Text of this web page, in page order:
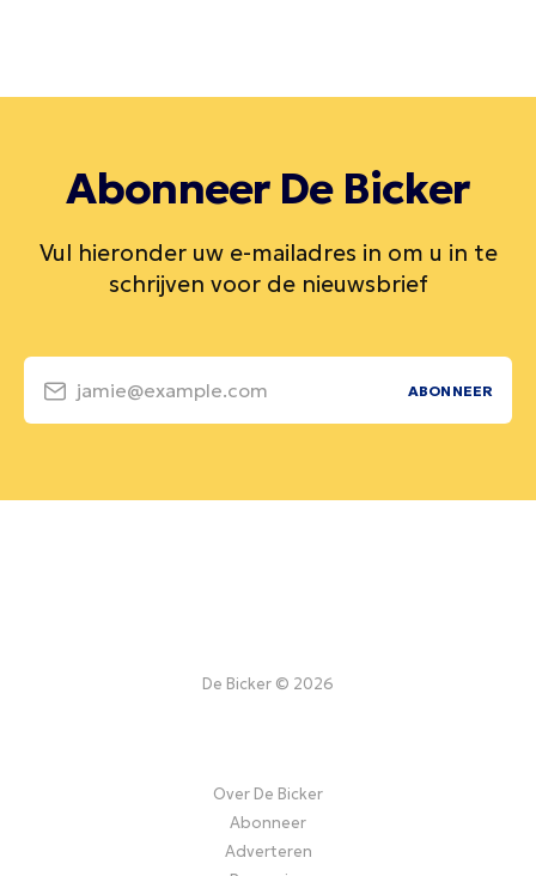
Abonneer De Bicker
Vul hieronder uw e-mailadres in om u in te
schrijven voor de nieuwsbrief
jamie@example.com ABONNEER
De Bicker © 2026
Over De Bicker
Abonneer
Adverteren